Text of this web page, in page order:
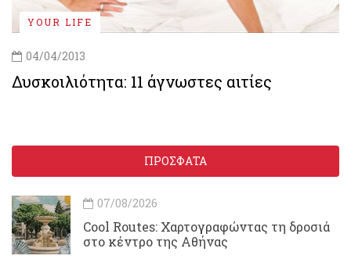
YOUR LIFE
04/04/2013
Δυσκοιλιότητα: 11 άγνωστες αιτίες
ΠΡΟΣΦΑΤΑ
07/08/2026
Cool Routes: Χαρτογραφώντας τη δροσιά
στο κέντρο της Αθήνας